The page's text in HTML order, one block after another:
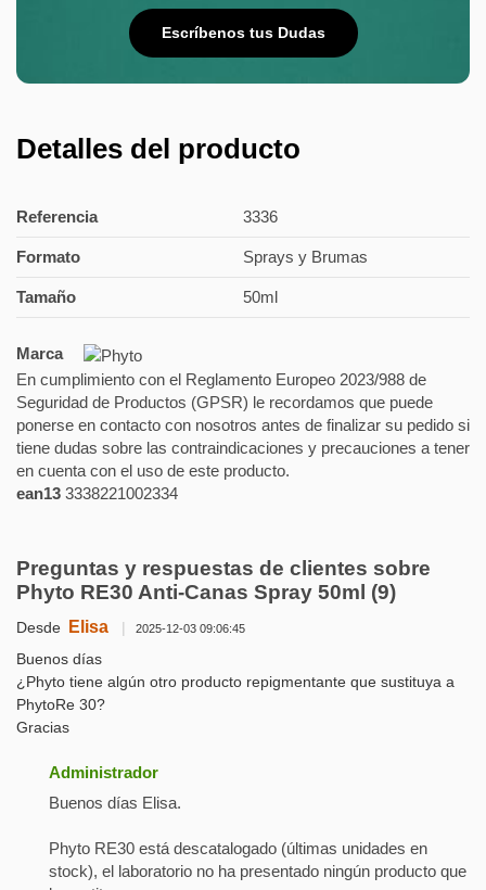
Escríbenos tus Dudas
Detalles del producto
Referencia 3336
Formato Sprays y Brumas
Tamaño 50ml
Marca
En cumplimiento con el Reglamento Europeo 2023/988 de
Seguridad de Productos (GPSR) le recordamos que puede
ponerse en contacto con nosotros antes de finalizar su pedido si
tiene dudas sobre las contraindicaciones y precauciones a tener
en cuenta con el uso de este producto.
ean13 3338221002334
Preguntas y respuestas de clientes sobre
Phyto RE30 Anti-Canas Spray 50ml (9)
Desde Elisa | 2025-12-03 09:06:45
Buenos días
¿Phyto tiene algún otro producto repigmentante que sustituya a
PhytoRe 30?
Gracias
Administrador
Buenos días Elisa.
Phyto RE30 está descatalogado (últimas unidades en
stock), el laboratorio no ha presentado ningún producto que